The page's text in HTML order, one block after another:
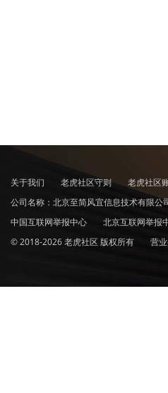
关于我们 老虎社区守则 老虎社区
公司名称：北京至简风宜信息技术有限公
中国互联网举报中心
北京互联网举报
© 2018-2026 老虎社区 版权所有
营业